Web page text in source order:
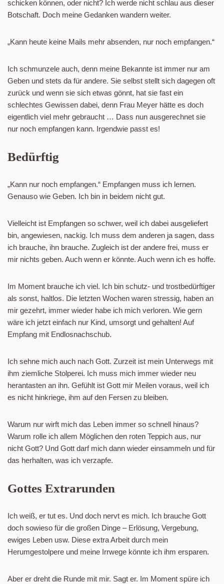
schicken können, oder nicht? Ich werde nicht schlau aus dieser
Botschaft. Doch meine Gedanken wandern weiter.
„Kann heute keine Mails mehr absenden, nur noch empfangen.“
Ich schmunzele auch, denn meine Bekannte ist immer nur am
Geben und stets da für andere. Sie selbst stellt sich dagegen oft
zurück und wenn sie sich etwas gönnt, hat sie fast ein
schlechtes Gewissen dabei, denn Frau Meyer hätte es doch
eigentlich viel mehr gebraucht … Dass nun ausgerechnet sie
nur noch empfangen kann. Irgendwie passt es!
Bedürftig
„Kann nur noch empfangen.“ Empfangen muss ich lernen.
Genauso wie Geben. Ich bin in beidem nicht gut.
Vielleicht ist Empfangen so schwer, weil ich dabei ausgeliefert
bin, angewiesen, nackig. Ich muss dem anderen ja sagen, dass
ich brauche, ihn brauche. Zugleich ist der andere frei, muss er
mir nichts geben. Auch wenn er könnte. Auch wenn ich es hoffe.
Im Moment brauche ich viel. Ich bin schutz- und trostbedürftiger
als sonst, haltlos. Die letzten Wochen waren stressig, haben an
mir gezehrt, immer wieder habe ich mich verloren. Wie gern
wäre ich jetzt einfach nur Kind, umsorgt und gehalten! Auf
Empfang mit Endlosnachschub.
Ich sehne mich auch nach Gott. Zurzeit ist mein Unterwegs mit
ihm ziemliche Stolperei. Ich muss mich immer wieder neu
herantasten an ihn. Gefühlt ist Gott mir Meilen voraus, weil ich
es nicht hinkriege, ihm auf den Fersen zu bleiben.
Warum nur wirft mich das Leben immer so schnell hinaus?
Warum rolle ich allem Möglichen den roten Teppich aus, nur
nicht Gott? Und Gott darf mich dann wieder einsammeln und für
das herhalten, was ich verzapfe.
Gottes Extrarunden
Ich weiß, er tut es. Und doch nervt es mich. Ich brauche Gott
doch sowieso für die großen Dinge – Erlösung, Vergebung,
ewiges Leben usw. Diese extra Arbeit durch mein
Herumgestolpere und meine Irrwege könnte ich ihm ersparen.
Aber er dreht die Runde mit mir. Sagt er. Im Moment spüre ich